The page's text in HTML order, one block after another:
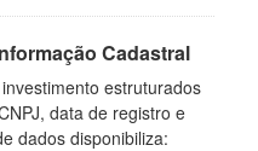
Cadastral
estruturados
data de registro e
dados disponibiliza: